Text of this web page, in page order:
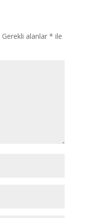
Gerekli alanlar * ile